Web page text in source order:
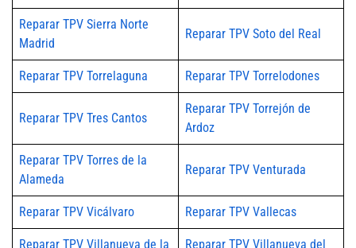
Reparar TPV Sierra Norte
Madrid
Reparar TPV Soto del Real
Reparar TPV Torrelaguna Reparar TPV Torrelodones
Reparar TPV Tres Cantos
Reparar TPV Torrejón de
Ardoz
Reparar TPV Torres de la
Alameda
Reparar TPV Venturada
Reparar TPV Vicálvaro Reparar TPV Vallecas
Reparar TPV Villanueva de la
Reparar TPV Villanueva del